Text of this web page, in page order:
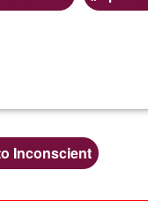
Inconscient